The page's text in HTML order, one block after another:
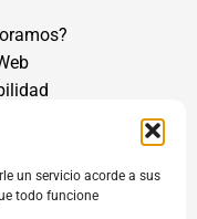
un servicio acorde a sus
todo funcione
Islas Canarias.